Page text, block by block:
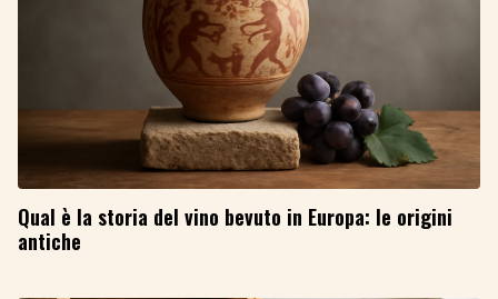
Qual è la storia del vino bevuto in Europa: le origini
antiche